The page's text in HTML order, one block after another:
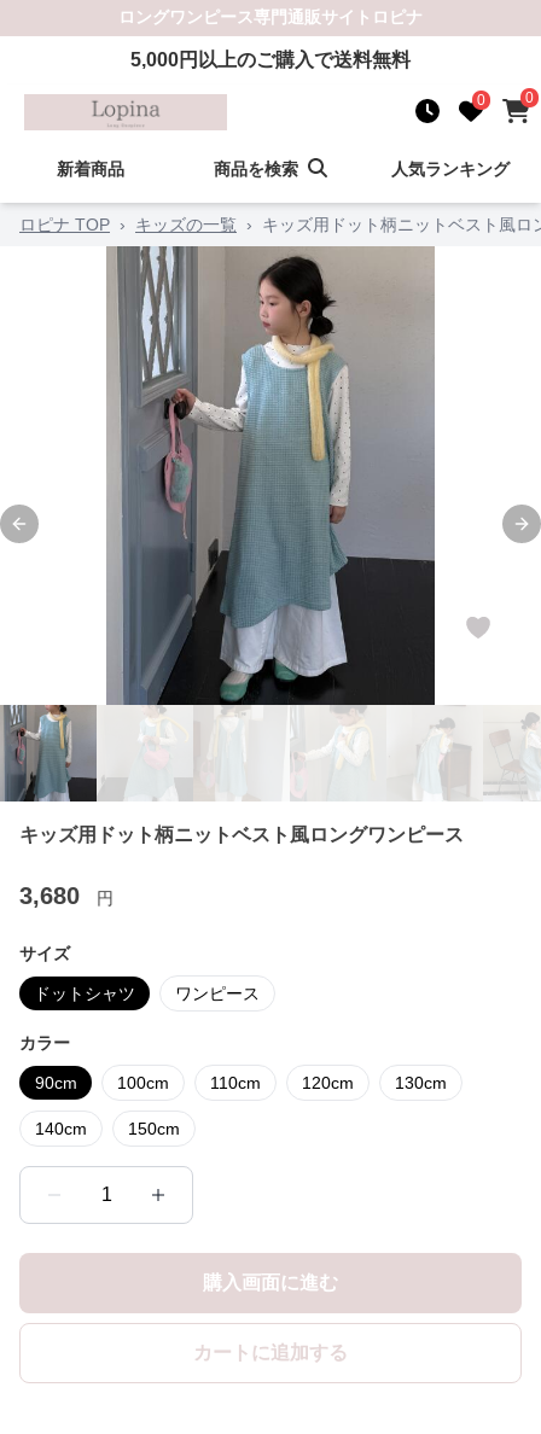
ロングワンピース専門通販サイト ロピナ
5,000円以上のご購入で送料無料
0 0
新着商品 商品を検索 人気ランキング
ロピナ TOP › キッズの一覧 › キッズ用ドット柄ニットベスト風ロ
Previous slide
キッズ用ドット柄ニットベスト風ロングワンピース
3,680 円
サイズ
ドットシャツ ワンピース
カラー
90cm 100cm 110cm 120cm 130cm
140cm 150cm
1
購入画面に進む
カートに追加する